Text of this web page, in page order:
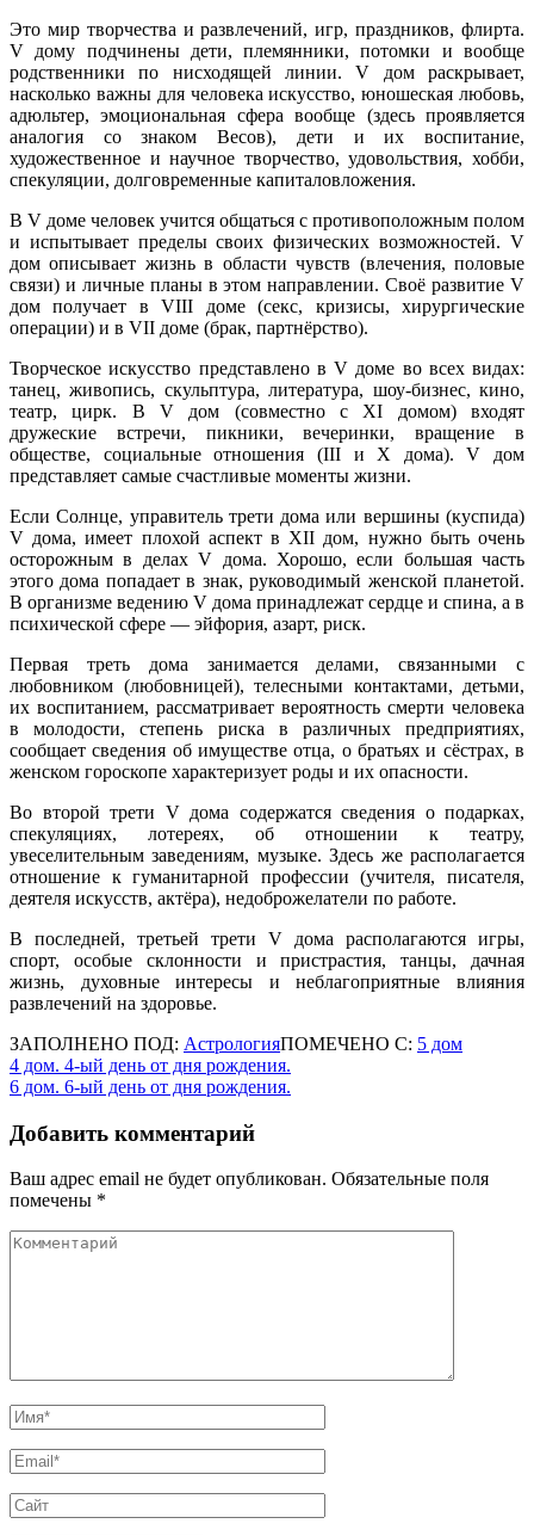
Это мир творчества и развлечений, игр, праздников, флирта.
V дому подчинены дети, племянники, потомки и вообще
родственники по нисходящей линии. V дом раскрывает,
насколько важны для человека искусство, юношеская любовь,
адюльтер, эмоциональная сфера вообще (здесь проявляется
аналогия со знаком Весов), дети и их воспитание,
художественное и научное творчество, удовольствия, хобби,
спекуляции, долговременные капиталовложения.
В V доме человек учится общаться с противоположным полом
и испытывает пределы своих физических возможностей. V
дом описывает жизнь в области чувств (влечения, половые
связи) и личные планы в этом направлении. Своё развитие V
дом получает в VIII доме (секс, кризисы, хирургические
операции) и в VII доме (брак, партнёрство).
Творческое искусство представлено в V доме во всех видах:
танец, живопись, скульптура, литература, шоу-бизнес, кино,
театр, цирк. В V дом (совместно с XI домом) входят
дружеские встречи, пикники, вечеринки, вращение в
обществе, социальные отношения (III и X дома). V дом
представляет самые счастливые моменты жизни.
Если Солнце, управитель трети дома или вершины (куспида)
V дома, имеет плохой аспект в XII дом, нужно быть очень
осторожным в делах V дома. Хорошо, если большая часть
этого дома попадает в знак, руководимый женской планетой.
В организме ведению V дома принадлежат сердце и спина, а в
психической сфере — эйфория, азарт, риск.
Первая треть дома занимается делами, связанными с
любовником (любовницей), телесными контактами, детьми,
их воспитанием, рассматривает вероятность смерти человека
в молодости, степень риска в различных предприятиях,
сообщает сведения об имуществе отца, о братьях и сёстрах, в
женском гороскопе характеризует роды и их опасности.
Во второй трети V дома содержатся сведения о подарках,
спекуляциях, лотереях, об отношении к театру,
увеселительным заведениям, музыке. Здесь же располагается
отношение к гуманитарной профессии (учителя, писателя,
деятеля искусств, актёра), недоброжелатели по работе.
В последней, третьей трети V дома располагаются игры,
спорт, особые склонности и пристрастия, танцы, дачная
жизнь, духовные интересы и неблагоприятные влияния
развлечений на здоровье.
ЗАПОЛНЕНО ПОД: АстрологияПОМЕЧЕНО С: 5 дом
Навигация
по
записям
4 дом. 4-ый день от дня рождения.
6 дом. 6-ый день от дня рождения.
Добавить комментарий
Ваш адрес email не будет опубликован. Обязательные поля
помечены *
Комментарий
Имя*
Email*
Сайт